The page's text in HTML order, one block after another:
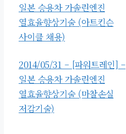
일본 승용차 가솔린엔진
열효율향상기술 (아트킨슨
사이클 채용)
2014/05/31 – [파워트레인] –
일본 승용차 가솔린엔진
열효율향상기술 (마찰손실
저감기술)